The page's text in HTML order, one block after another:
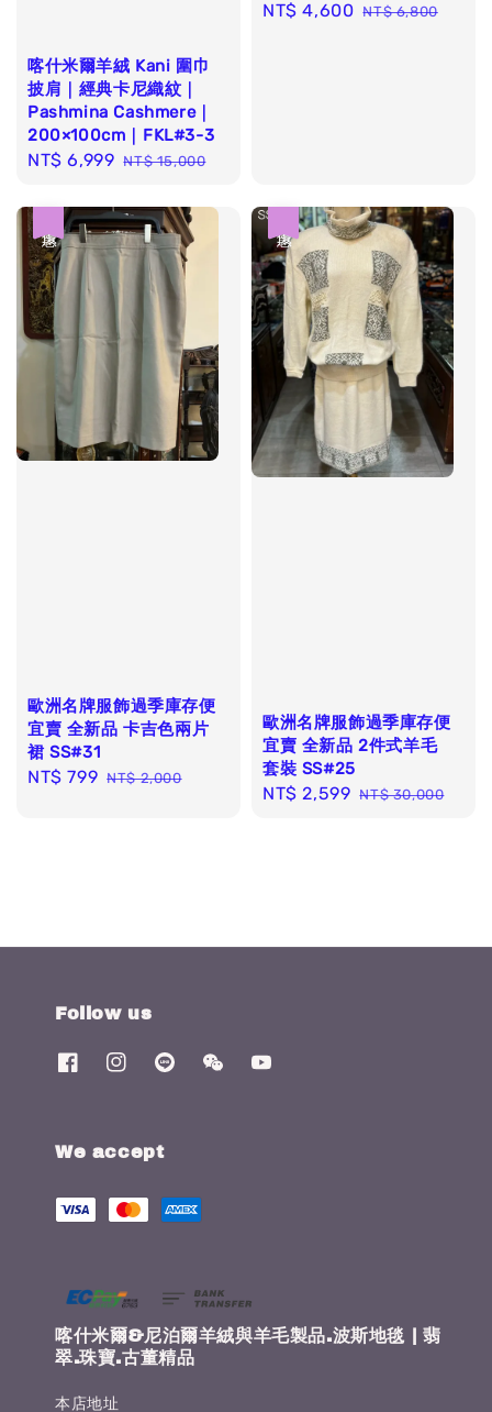
喀什米爾羊絨 Kani 圍巾
披肩｜經典卡尼織紋｜
Pashmina Cashmere｜
200×100cm｜FKL#3-3
Sale
NT$ 6,999 Regular
NT$ 15,000
Sale
NT$ 4,600 Regular
NT$ 6,800
歐洲名牌服飾過季庫存便
宜賣 全新品 卡吉色兩片
裙 SS#31
Sale
NT$ 799 Regular
NT$ 2,000
歐洲名牌服飾過季庫存便
宜賣 全新品 2件式羊毛
套裝 SS#25
Sale
NT$ 2,599 Regular
NT$ 30,000
Follow us
We accept
喀什米爾&尼泊爾羊絨與羊毛製品.波斯地毯 | 翡
翠.珠寶.古董精品
本店地址